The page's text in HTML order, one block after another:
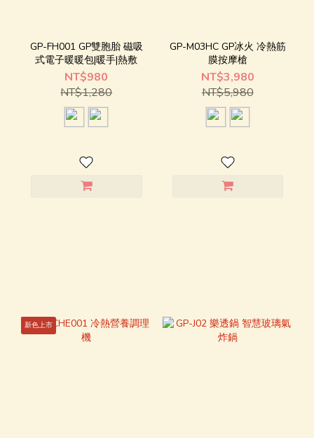
GP-FH001 GP雙胞胎 磁吸
式電子暖暖包|暖手|熱敷
NT$980
NT$1,280
GP-M03HC GP冰火 冷熱筋
膜按摩槍
NT$3,980
NT$5,980
新色上市